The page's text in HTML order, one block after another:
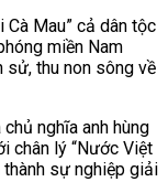
Mau” cả dân tộc
miền Nam
sử, thu non sông về
nghĩa anh hùng
chân lý “Nước Việt
thành sự nghiệp giải